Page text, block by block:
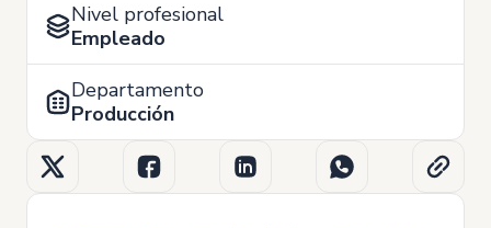
Nivel profesional
Empleado
Departamento
Producción